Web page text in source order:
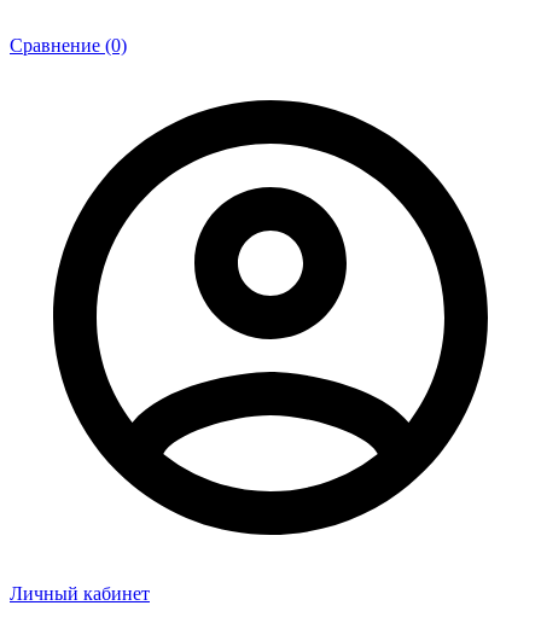
Сравнение (0)
Личный кабинет